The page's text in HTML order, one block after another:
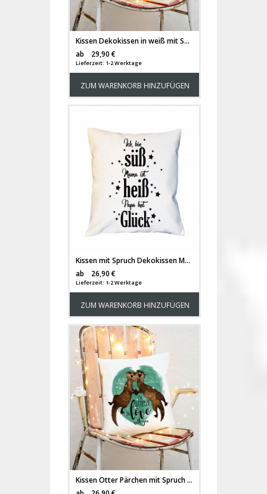
Kissen Dekokissen in weiß mit Spruch Zitat NO DRAMA Lama" Mottokissen inklusive Füllung k71"
ab
29,90 €
Lieferzeit: 1-2 Werktage
ZUM WARENKORB HINZUFÜGEN
Kissen mit Spruch Dekokissen Motto "Mama ist heiß..." Motivkissen Zierkissen Spruchkissen inklusive Füllung ks134
ab
26,90 €
Lieferzeit: 1-2 Werktage
ZUM WARENKORB HINZUFÜGEN
Kissen Otter Pärchen mit Spruch Dekokissen Motto "I'm otterly in love with you" Motivkissen Zierkissen Spruchkissen inklusive Füllung ks131